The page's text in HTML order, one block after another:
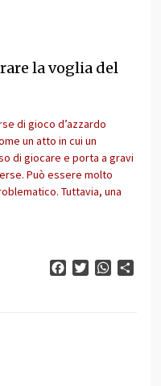
la voglia del
di gioco d’azzardo
un atto in cui un
di giocare e porta a gravi
Può essere molto
Tuttavia, una
FacebookTwitter